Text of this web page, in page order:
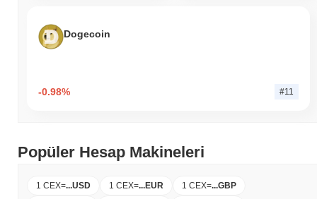
Dogecoin
-0.98% #11
Popüler Hesap Makineleri
1 CEX=...USD 1 CEX=...EUR 1 CEX=...GBP